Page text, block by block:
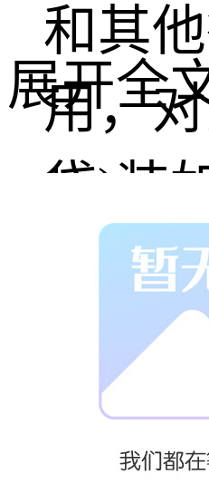
和其
用，
袋)装
脂、
品添
燥的
展开全